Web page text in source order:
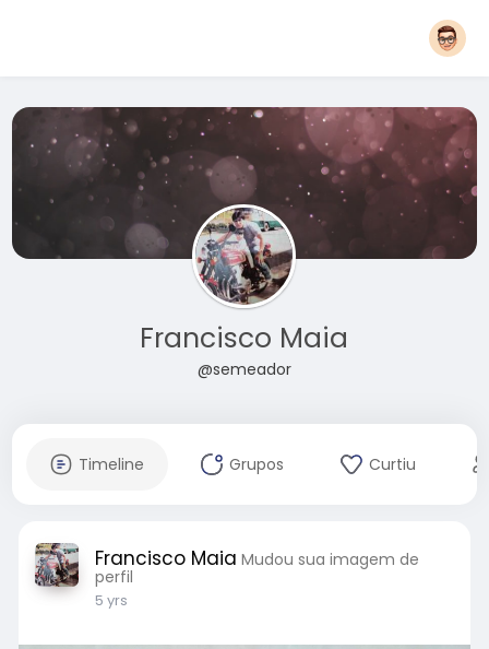
Francisco Maia
@semeador
Timeline Grupos Curtiu
Francisco Maia Mudou sua imagem de
perfil
5 yrs